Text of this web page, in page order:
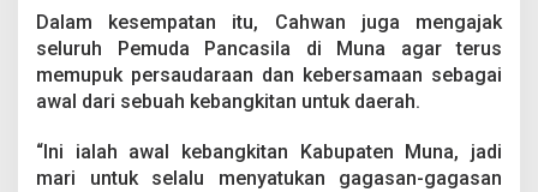
Dalam kesempatan itu, Cahwan juga mengajak
seluruh Pemuda Pancasila di Muna agar terus
memupuk persaudaraan dan kebersamaan sebagai
awal dari sebuah kebangkitan untuk daerah.
“Ini ialah awal kebangkitan Kabupaten Muna, jadi
mari untuk selalu menyatukan gagasan-gagasan